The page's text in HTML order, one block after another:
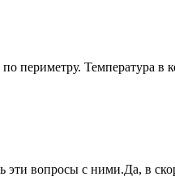
периметру. Температура
вопросы с ними.Да, в